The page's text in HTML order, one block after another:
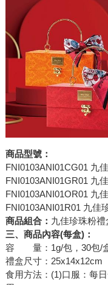
商品型號：
FNI0103ANI01CG01 九
FNI0103ANI01GR01 九
FNI0103ANI01OR01 九
FNI0103ANI01R01 九佳
商品組合： 九佳珍珠粉
三、商品內容(每盒)：
容 量：1g/包，30包/
禮盒尺寸：25x14x12cm
食用方法：(1)口服：每